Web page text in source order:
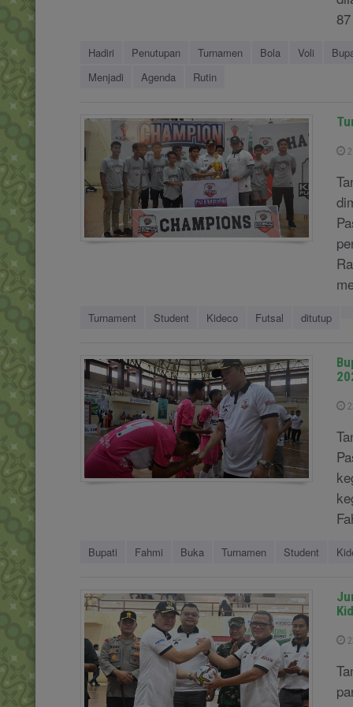
Hadiri Penutupan Turnamen Bola Voli
Menjadi
Agenda Rutin
Turnament Student Kideco Futsal ditutup
Bupati Fahmi Buka Turnamen Student